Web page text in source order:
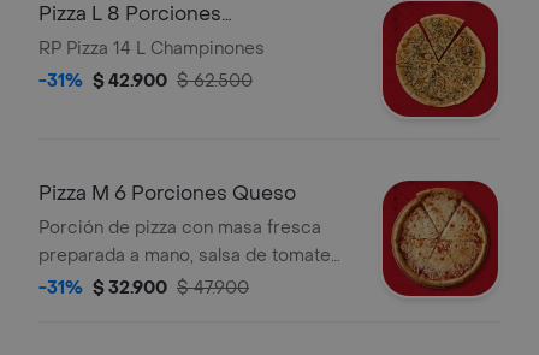
Pizza L 8 Porciones
Champinones
RP Pizza 14 L Champinones
-31% $ 42.900 $ 62.500
Pizza M 6 Porciones Queso
Porción de pizza con masa fresca
preparada a mano, salsa de tomate
estilo san marzano, queso mozzarella
-31% $ 32.900 $ 47.900